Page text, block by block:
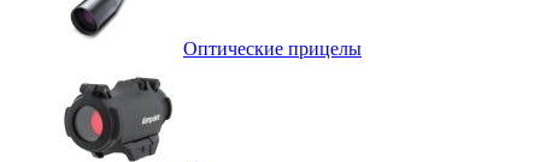
Оптические прицелы